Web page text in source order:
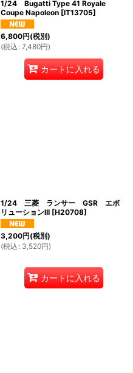
1/24 Bugatti Type 41 Royale
Coupe Napoleon [IT13705]
6,800円(税別)
(税込 : 7,480円)
カートに入れる
1/24 三菱 ランサー GSR エボ
リューションIII [H20708]
3,200円(税別)
(税込 : 3,520円)
カートに入れる